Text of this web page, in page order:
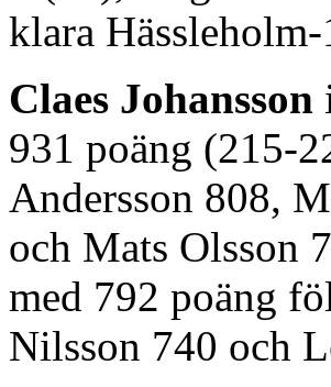
klara
Claes Johansson
931 poäng (215-
Andersson 808,
och Mats Olsson
med 792 poäng
Nilsson 740 och